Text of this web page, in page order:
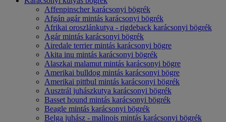
Affenpinscher karácsonyi bögrék
Afgán agár mintás karácsonyi bögrék
Afrikai oroszlánkutya - rigdeback karácsonyi bögrék
Agár mintás karácsonyi bögrék
Airedale terrier mintás karácsonyi bögre
Akita inu mintás karácsonyi bögrék
Alaszkai malamut mintás karácsonyi bögre
Amerikai bulldog mintás karácsonyi bögre
Amerikai pittbul mintás karácsonyi bögrék
Ausztrál juhászkutya karácsonyi bögrék
Basset hound mintás karácsonyi bögrék
Beagle mintás karácsonyi bögrék
Belga juhász - malinois mintás karácsonyi bögrék